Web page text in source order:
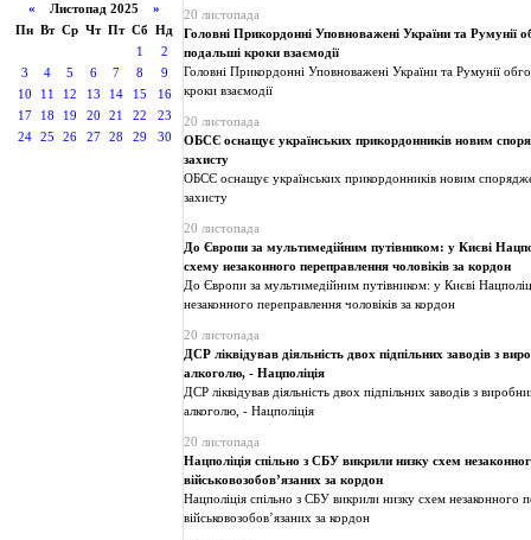
« Листопад 2025 »
Пн Вт Ср Чт Пт Сб Нд
1
2
3
4 5 6 7 8
9
10
11 12 13 14 15
16
17
18 19 20 21 22
23
24
25 26 27 28 29 30
20 листопада
Головні Прикордонні Уповноважені України та Румунії
подальші кроки взаємодії
Головні Прикордонні Уповноважені України та Румунії
кроки взаємодії
20 листопада
ОБСЄ оснащує українських прикордонників новим
захисту
ОБСЄ оснащує українських прикордонників новим
захисту
20 листопада
До Європи за мультимедійним путівником: у Києві
схему незаконного переправлення чоловіків за кордон
До Європи за мультимедійним путівником: у Києві
незаконного переправлення чоловіків за кордон
20 листопада
ДСР ліквідував діяльність двох підпільних заводів з
алкоголю, - Нацполіція
ДСР ліквідував діяльність двох підпільних заводів з
алкоголю, - Нацполіція
20 листопада
Нацполіція спільно з СБУ викрили низку схем
військовозобов’язаних за кордон
Нацполіція спільно з СБУ викрили низку схем незаконного
військовозобов’язаних за кордон